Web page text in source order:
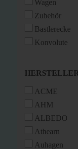
Wagen
Zubehör
Bastlerecke
Konvolute
HERSTELLER
HERSTELLER
ACME
AHM
ALBEDO
Athearn
Auhagen